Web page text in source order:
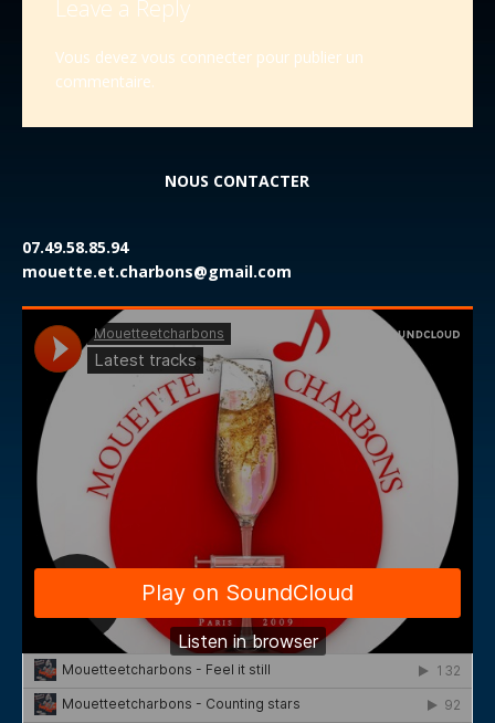
Leave a Reply
Vous devez vous connecter pour publier un
commentaire.
NOUS CONTACTER
07.49.58.85.94
mouette.et.charbons@gmail.com